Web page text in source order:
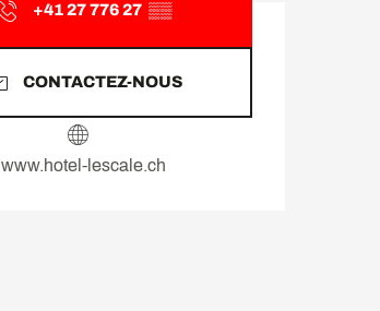
+41 27 776 27 ▒▒
CONTACTEZ-NOUS
www.hotel-lescale.ch